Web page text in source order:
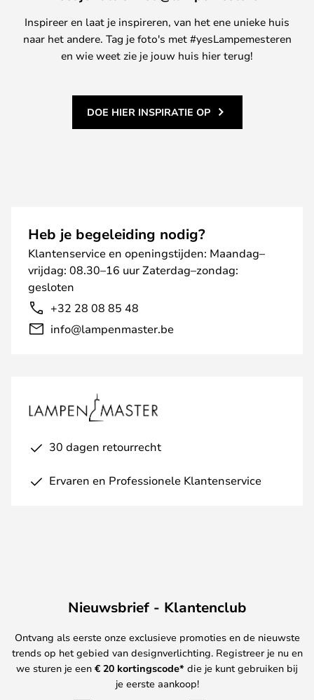
Inspireer en laat je inspireren, van het ene unieke huis
naar het andere. Tag je foto's met #yesLampemesteren
en wie weet zie je jouw huis hier terug!
DOE HIER INSPIRATIE OP
Heb je begeleiding nodig?
Klantenservice en openingstijden: Maandag–
vrijdag: 08.30–16 uur Zaterdag–zondag:
gesloten
+32 28 08 85 48
info@lampenmaster.be
30 dagen retourrecht
Ervaren en Professionele Klantenservice
Nieuwsbrief - Klantenclub
Ontvang als eerste onze exclusieve promoties en de nieuwste
trends op het gebied van designverlichting. Registreer je nu en
we sturen je een € 20 kortingscode* die je kunt gebruiken bij
je eerste aankoop!